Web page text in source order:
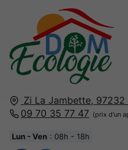
Zi La Jambette, 97232
09 70 35 77 47
Lun - Ven : 08h - 18h